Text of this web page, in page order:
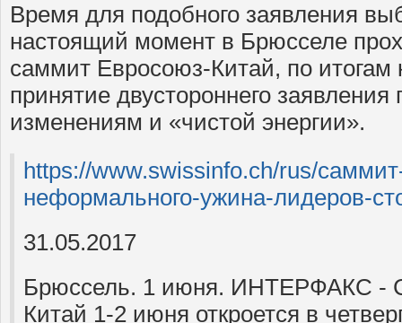
Время для подобного заявления
настоящий момент в Брюсселе
саммит Евросоюз-Китай, по итогам
принятие двустороннего
изменениям и «чистой энергии».
https://www.swissinfo.ch/rus/
неформального-ужина-лидеров-
31.05.2017
Брюссель. 1 июня. ИНТЕРФАКС -
Китай 1-2 июня откроется в